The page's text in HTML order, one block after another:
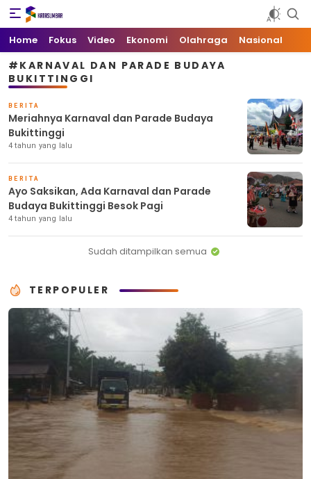
Kata Sumbar
Berita Sumbar Hari Ini
Home Fokus Video Ekonomi Olahraga Nasional
#KARNAVAL DAN PARADE BUDAYA
BUKITTINGGI
BERITA
Meriahnya Karnaval dan Parade Budaya
Bukittinggi
4 tahun yang lalu
BERITA
Ayo Saksikan, Ada Karnaval dan Parade
Budaya Bukittinggi Besok Pagi
4 tahun yang lalu
Sudah ditampilkan semua
TERPOPULER